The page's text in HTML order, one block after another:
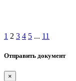
1 2 3 4 5 ... 11
Отправить документ
×